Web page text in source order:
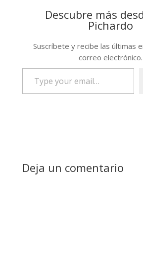
Descubre más
Pichardo
Suscríbete y recibe las últimas
correo electrónico.
email…
Deja un comentario